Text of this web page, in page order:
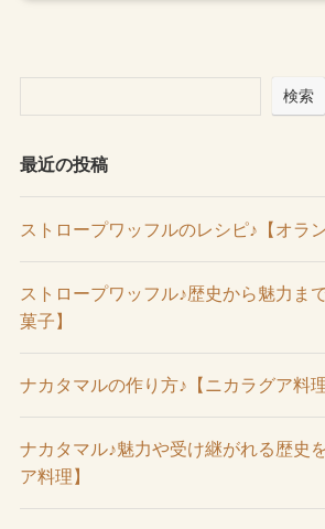
検索
最近の投稿
ストロープワッフルのレシピ♪【オラ
ストロープワッフル♪歴史から魅力ま
菓子】
ナカタマルの作り方♪【ニカラグア料理
ナカタマル♪魅力や受け継がれる歴史
ア料理】